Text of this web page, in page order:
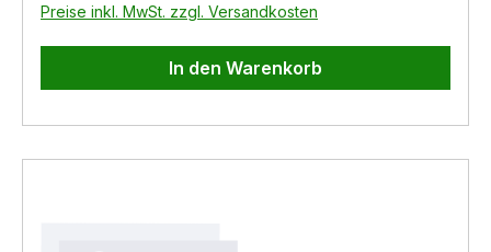
Preise inkl. MwSt. zzgl. Versandkosten
In den Warenkorb